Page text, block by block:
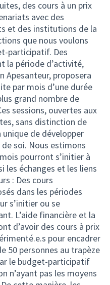
des cours à un prix
avec des
et des institutions de la
que nous voulons
participatif. Des
la période d’activité,
Apesanteur, proposera
par mois d’une durée
grand nombre de
sessions, ouvertes aux
sans distinction de
de développer
soi. Nous estimons
pourront s’initier à
échanges et les liens
: Des cours
dans les périodes
s’initier ou se
L’aide financière et la
d’avoir des cours à prix
pour encadrer
50 personnes au trapèze
le budget-participatif
n’ayant pas les moyens